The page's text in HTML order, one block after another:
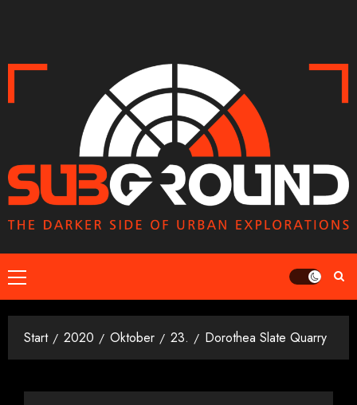
Primäres
Menü
Start 2020 Oktober 23. Dorothea Slate Quarry